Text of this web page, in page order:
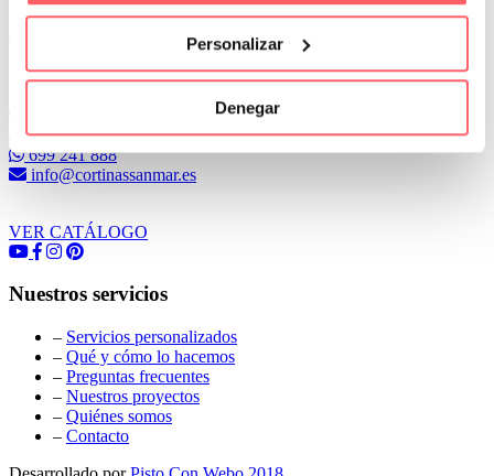
Personalizar
Denegar
Conoce Cortinas Sanmar
c/ Madrid nº 87 Local 1 y 5 28970 Madrid
91 498 08 97
699 241 888
info@cortinassanmar.es
VER CATÁLOGO
Nuestros servicios
– Servicios personalizados
– Qué y cómo lo hacemos
– Preguntas frecuentes
– Nuestros proyectos
– Quiénes somos
– Contacto